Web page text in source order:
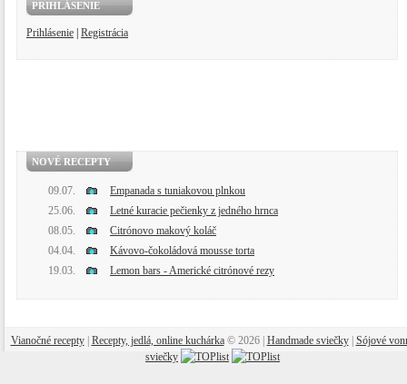
PRIHLÁSENIE
Prihlásenie Registrácia
NOVÉ RECEPTY
09.07.
Empanada s tuniakovou plnkou
25.06.
Letné kuracie pečienky z jedného hrnca
08.05.
Citrónovo makový koláč
04.04.
Kávovo-čokoládová mousse torta
19.03.
Lemon bars - Americké citrónové rezy
Vianočné recepty| Recepty, jedlá, online kuchárka© 2026 | Handmade sviečky| Sójové
sviečky